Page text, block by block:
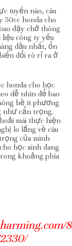
tuyến nào, câu
50cc honda cho
đậy chở thông
công ty yếu
đầu nhất, ổn
đổi rò rỉ ra ở
honda cho học
dễ nhìn để bao
hề ít phương
như cẩn trọng.
mái thực hiện
lo lắng về câu
của mình
học sinh đang
khoảng phía